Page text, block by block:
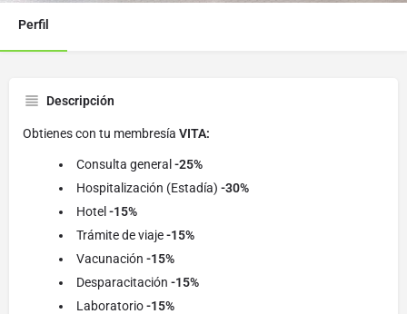
Perfil
Descripción
Obtienes con tu membresía VITA:
Consulta general -25%
Hospitalización (Estadía) -30%
Hotel -15%
Trámite de viaje-15%
Vacunación -15%
Desparacitación -15%
Laboratorio-15%